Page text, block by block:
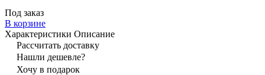
Под заказ
В корзине
Характеристики Описание
Рассчитать доставку
Нашли дешевле?
Хочу в подарок